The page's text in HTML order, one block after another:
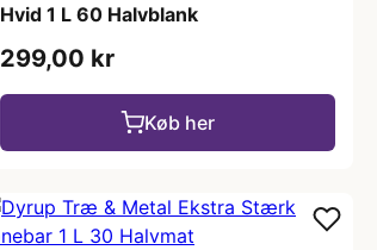
Hvid 1 L 60 Halvblank
299,00 kr
Køb her